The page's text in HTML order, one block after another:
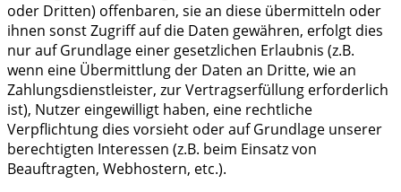
oder Dritten) offenbaren, sie an diese übermitteln oder
ihnen sonst Zugriff auf die Daten gewähren, erfolgt dies
nur auf Grundlage einer gesetzlichen Erlaubnis (z.B.
wenn eine Übermittlung der Daten an Dritte, wie an
Zahlungsdienstleister, zur Vertragserfüllung erforderlich
ist), Nutzer eingewilligt haben, eine rechtliche
Verpflichtung dies vorsieht oder auf Grundlage unserer
berechtigten Interessen (z.B. beim Einsatz von
Beauftragten, Webhostern, etc.).